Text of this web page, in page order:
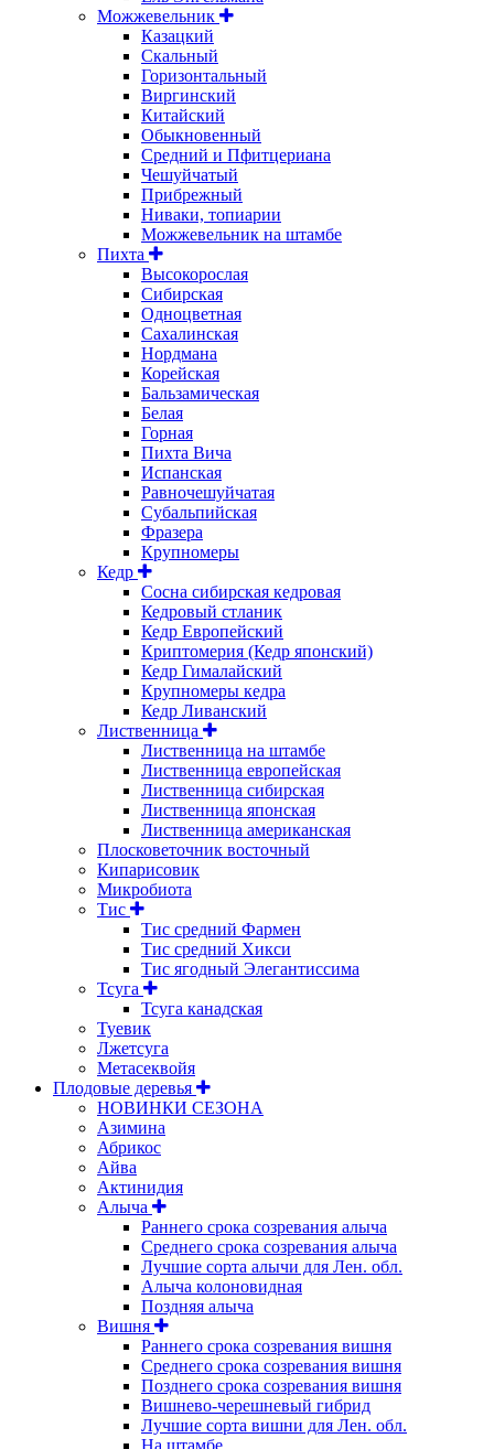
Можжевельник
Казацкий
Скальный
Горизонтальный
Виргинский
Китайский
Обыкновенный
Средний и Пфитцериана
Чешуйчатый
Прибрежный
Ниваки, топиарии
Можжевельник на штамбе
Пихта
Высокорослая
Сибирская
Одноцветная
Сахалинская
Нордмана
Корейская
Бальзамическая
Белая
Горная
Пихта Вича
Испанская
Равночешуйчатая
Субальпийская
Фразера
Крупномеры
Кедр
Сосна сибирская кедровая
Кедровый стланик
Кедр Европейский
Криптомерия (Кедр японский)
Кедр Гималайский
Крупномеры кедра
Кедр Ливанский
Лиственница
Лиственница на штамбе
Лиственница европейская
Лиственница сибирская
Лиственница японская
Лиственница американская
Плосковеточник восточный
Кипарисовик
Микробиота
Тис
Тис средний Фармен
Тис средний Хикси
Тис ягодный Элегантиссима
Тсуга
Тсуга канадская
Туевик
Лжетсуга
Метасеквойя
Плодовые деревья
НОВИНКИ СЕЗОНА
Азимина
Абрикос
Айва
Актинидия
Алыча
Раннего срока созревания алыча
Среднего срока созревания алыча
Лучшие сорта алычи для Лен. обл.
Алыча колоновидная
Поздняя алыча
Вишня
Раннего срока созревания вишня
Среднего срока созревания вишня
Позднего срока созревания вишня
Вишнево-черешневый гибрид
Лучшие сорта вишни для Лен. обл.
На штамбе